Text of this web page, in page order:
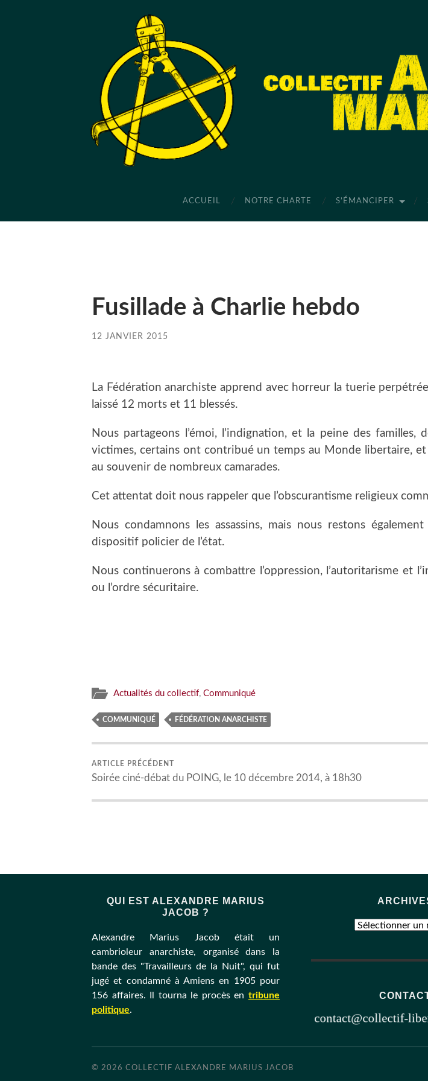
ACCUEIL NOTRE CHARTE S’ÉMANCIPER
Fusillade à Charlie hebdo
12 JANVIER 2015
La Fédération anarchiste apprend avec horreur la tuerie
laissé 12 morts et 11 blessés.
Nous partageons l’émoi, l’indignation, et la peine des
victimes, certains ont contribué un temps au Monde libertaire,
au souvenir de nombreux camarades.
Cet attentat doit nous rappeler que l’obscurantisme religieux
Nous condamnons les assassins, mais nous restons
dispositif policier de l’état.
Nous continuerons à combattre l’oppression, l’autoritarisme et
ou l’ordre sécuritaire.
Actualités du collectif, Communiqué
COMMUNIQUÉ FÉDÉRATION ANARCHISTE
ARTICLE PRÉCÉDENT
Soirée ciné-débat du POING, le 10 décembre 2014, à 18h30
QUI EST ALEXANDRE MARIUS
JACOB ?
Alexandre Marius Jacob était un
cambrioleur anarchiste, organisé dans la
bande des "Travailleurs de la Nuit", qui fut
jugé et condamné à Amiens en 1905 pour
156 affaires. Il tourna le procès en tribune
politique.
© 2026 COLLECTIF ALEXANDRE MARIUS JACOB